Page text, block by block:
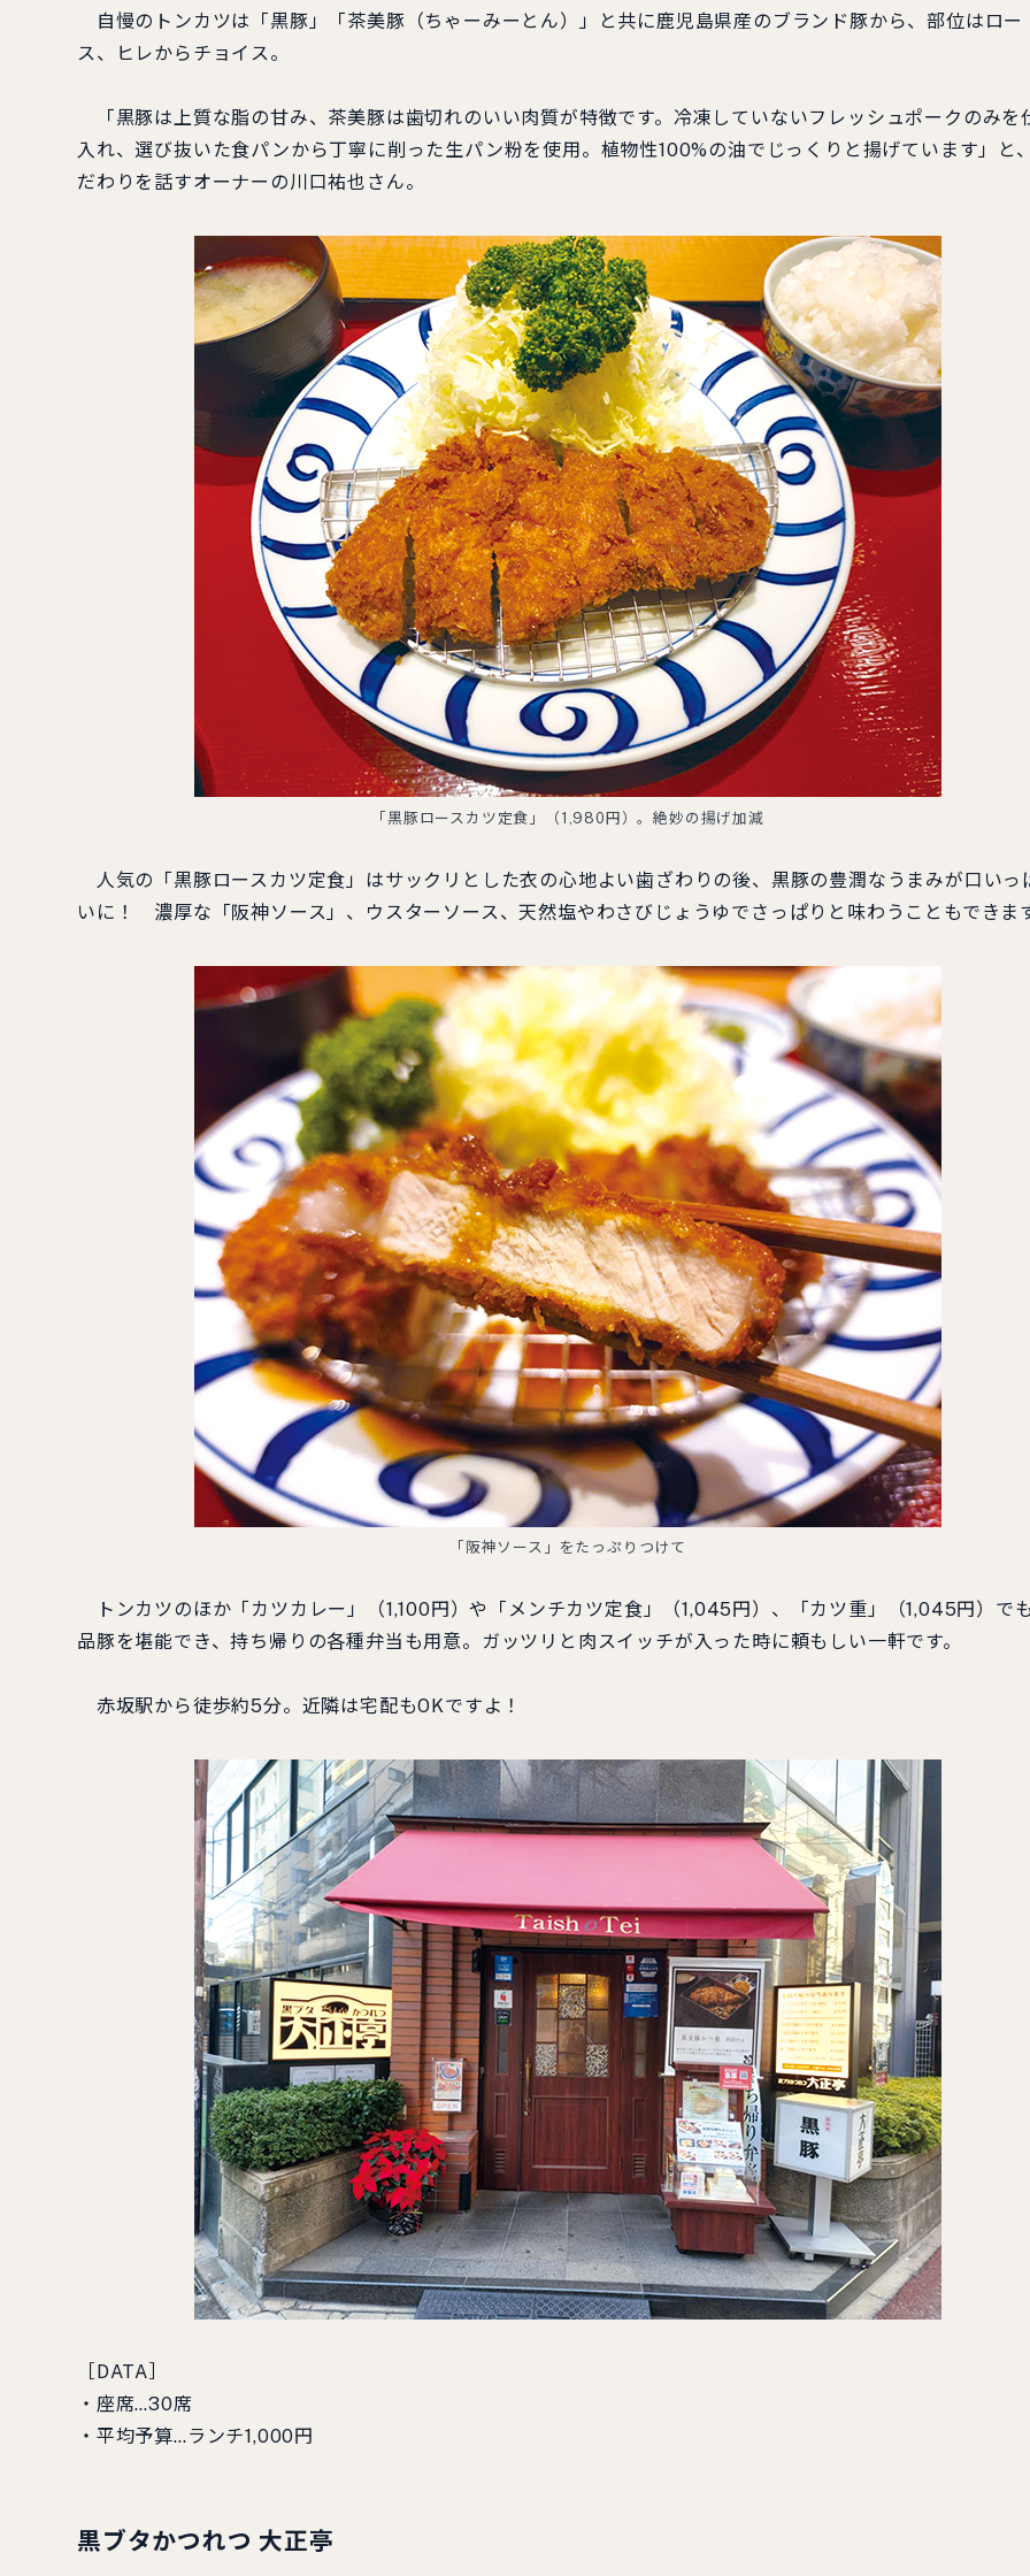
自慢のトンカツは「黒豚」「茶美豚（ちゃーみーとん）」と共に鹿児島県産のブランド豚から、部位はロー
ス、ヒレからチョイス。
「黒豚は上質な脂の甘み、茶美豚は歯切れのいい肉質が特徴です。冷凍していないフレッシュポークのみを
入れ、選び抜いた食パンから丁寧に削った生パン粉を使用。植物性100%の油でじっくりと揚げています」と
だわりを話すオーナーの川口祐也さん。
「黒豚ロースカツ定食」（1,980円）。絶妙の揚げ加減
人気の「黒豚ロースカツ定食」はサックリとした衣の心地よい歯ざわりの後、黒豚の豊潤なうまみが口いっ
いに！ 濃厚な「阪神ソース」、ウスターソース、天然塩やわさびじょうゆでさっぱりと味わうこともできま
「阪神ソース」をたっぷりつけて
トンカツのほか「カツカレー」（1,100円）や「メンチカツ定食」（1,045円）、「カツ重」（1,045円）で
品豚を堪能でき、持ち帰りの各種弁当も用意。ガッツリと肉スイッチが入った時に頼もしい一軒です。
赤坂駅から徒歩約5分。近隣は宅配もOKですよ！
［DATA］
・座席…30席
・平均予算…ランチ1,000円
黒ブタかつれつ 大正亭